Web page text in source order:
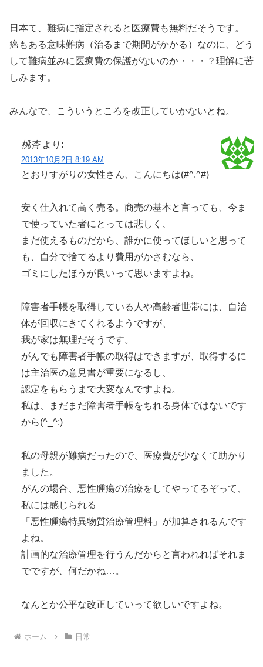
日本て、難病に指定されると医療費も無料だそうです。
癌もある意味難病（治るまで期間がかかる）なのに、どう
して難病並みに医療費の保護がないのか・・・？理解に苦
しみます。
みんなで、こういうところを改正していかないとね。
桃杏 より:
2013年10月2日 8:19 AM
とおりすがりの女性さん、こんにちは(#^.^#)
安く仕入れて高く売る。商売の基本と言っても、今ま
で使っていた者にとっては悲しく、
まだ使えるものだから、誰かに使ってほしいと思って
も、自分で捨てるより費用がかさむなら、
ゴミにしたほうが良いって思いますよね。
障害者手帳を取得している人や高齢者世帯には、自治
体が回収にきてくれるようですが、
我が家は無理だそうです。
がんでも障害者手帳の取得はできますが、取得するに
は主治医の意見書が重要になるし、
認定をもらうまで大変なんですよね。
私は、まだまだ障害者手帳をちれる身体ではないです
から(^_^;)
私の母親が難病だったので、医療費が少なくて助かり
ました。
がんの場合、悪性腫瘍の治療をしてやってるぞって、
私には感じられる
「悪性腫瘍特異物質治療管理料」が加算されるんです
よね。
計画的な治療管理を行うんだからと言われればそれま
でですが、何だかね…。
なんとか公平な改正していって欲しいですよね。
ホーム 日常